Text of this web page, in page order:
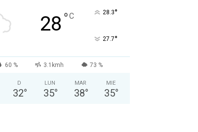
28 °C 28.3°
27.7°
60 % 3.1kmh 73 %
D
32°
LUN
35°
MAR
38°
MIE
35°